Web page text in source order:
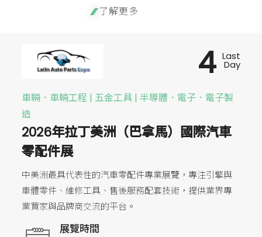
了解更多
車輛．車輛工程 | 五金工具 | 半導體．電子．電子製
造
2026年拉丁美洲（巴拿馬）國際汽車
零配件展
中美洲最具代表性的汽車零配件專業展覽，專注引擎與
車體零件、維修工具、售後服務配套技術，提供業界專
業買家與品牌商交流的平台。
展覽時間
4 Last
Day